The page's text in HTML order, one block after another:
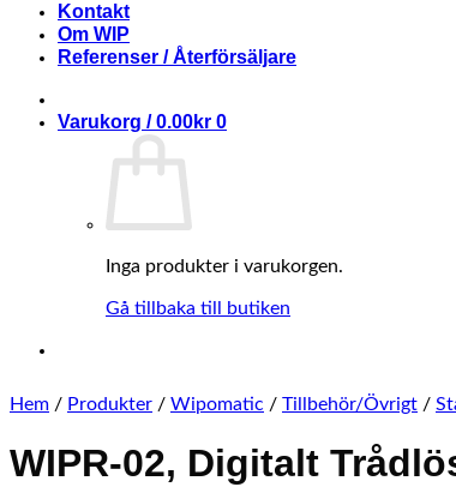
Kontakt
Om WIP
Referenser / Återförsäljare
Varukorg /0.00kr 0
Inga produkter i varukorgen.
Gå tillbaka till butiken
Hem / Produkter / Wipomatic / Tillbehör/Övrigt /
WIPR-02, Digitalt